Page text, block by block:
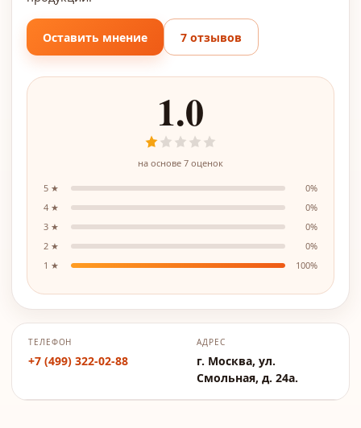
Оставить мнение 7 отзывов
1.0
на основе 7 оценок
5 ★ 0%
4 ★ 0%
3 ★ 0%
2 ★ 0%
1 ★ 100%
ТЕЛЕФОН
+7 (499) 322-02-88
АДРЕС
г. Москва, ул.
Смольная, д. 24а.